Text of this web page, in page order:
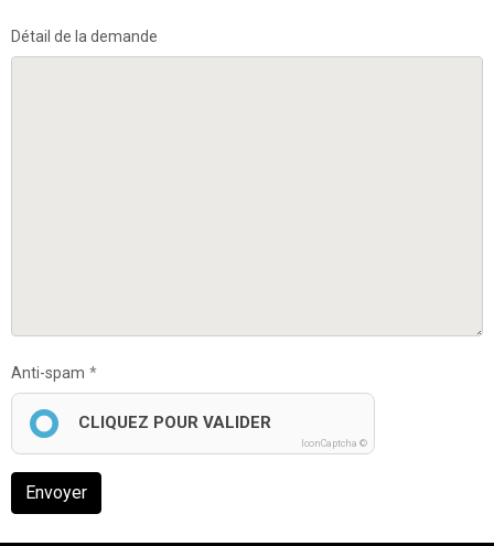
Détail de la demande
Anti-spam
CLIQUEZ POUR VALIDER
IconCaptcha ©
Envoyer